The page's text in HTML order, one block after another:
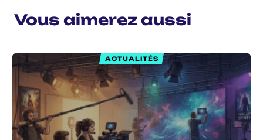
Vous aimerez aussi
ACTUALITÉS